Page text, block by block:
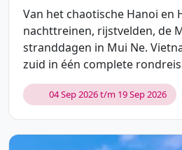
Van het chaotische Hanoi en
nachttreinen, rijstvelden, de
stranddagen in Mui Ne.
zuid in één complete
04 Sep 2026 t/m 19 Sep 2026